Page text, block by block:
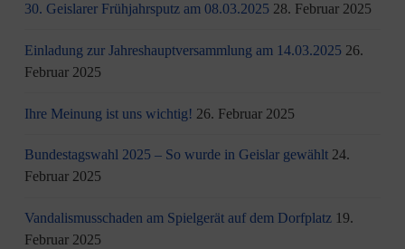
30. Geislarer Frühjahrsputz am 08.03.2025 28. Februar 2025
Einladung zur Jahreshauptversammlung am 14.03.2025 26.
Februar 2025
Ihre Meinung ist uns wichtig! 26. Februar 2025
Bundestagswahl 2025 – So wurde in Geislar gewählt 24.
Februar 2025
Vandalismusschaden am Spielgerät auf dem Dorfplatz 19.
Februar 2025